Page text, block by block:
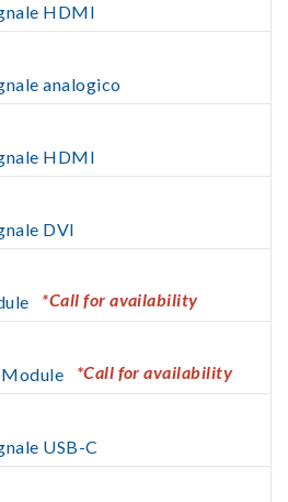
HDMI
analogico
HDMI
DVI
*Call for availability
*Call for availability
USB-C